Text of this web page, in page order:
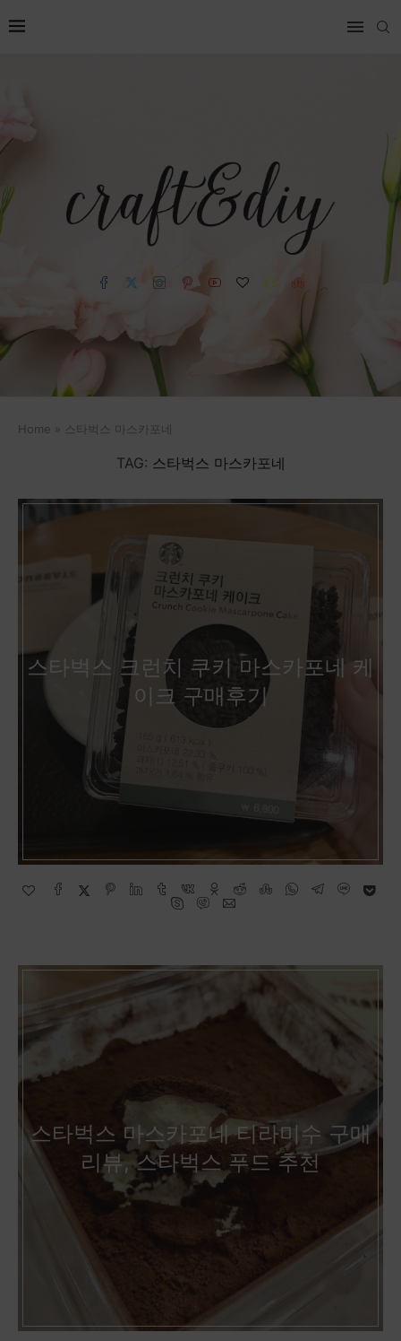
Home » 스타벅스 마스카포네
TAG: 스타벅스 마스카포네
스타벅스 크런치 쿠키 마스카포네 케
이크 구매후기
스타벅스 마스카포네 티라미수 구매
리뷰, 스타벅스 푸드 추천